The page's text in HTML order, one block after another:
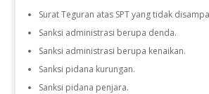
Surat Teguran atas SPT yang tidak
Sanksi administrasi berupa denda.
Sanksi administrasi berupa kenaikan.
Sanksi pidana kurungan.
Sanksi pidana penjara.